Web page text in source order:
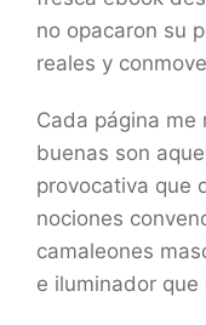
no opacaron su
reales y
Cada página me
buenas son
provocativa que
nociones
camaleones
e iluminador que